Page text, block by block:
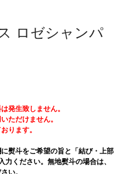
ロゼシャンパ
発生致しません。
ただけません。
ります。
熨斗をご希望の旨と「結び・上部
ください。無地熨斗の場合は、
い。